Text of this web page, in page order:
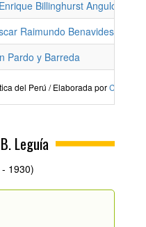
Billinghurst Angulo
Raimundo Benavides Larrea
Pardo y Barreda
del Perú / Elaborada por
Leguía
1930)